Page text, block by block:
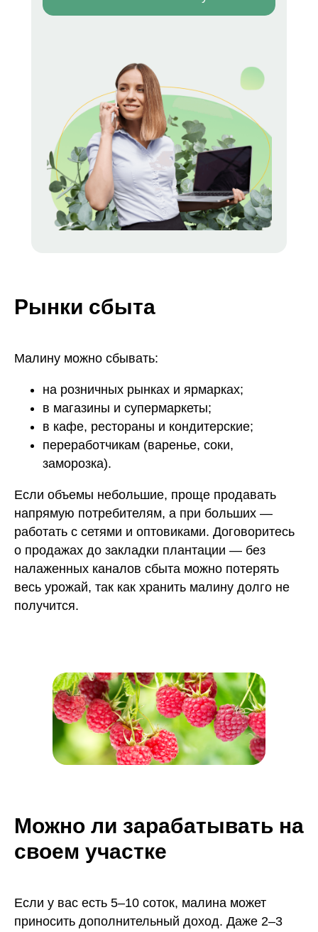
Рынки сбыта
Малину можно сбывать:
на розничных рынках и ярмарках;
в магазины и супермаркеты;
в кафе, рестораны и кондитерские;
переработчикам (варенье, соки,
заморозка).
Если объемы небольшие, проще продавать
напрямую потребителям, а при больших —
работать с сетями и оптовиками. Договоритесь
о продажах до закладки плантации — без
налаженных каналов сбыта можно потерять
весь урожай, так как хранить малину долго не
получится.
Можно ли зарабатывать на
своем участке
Если у вас есть 5–10 соток, малина может
приносить дополнительный доход. Даже 2–3